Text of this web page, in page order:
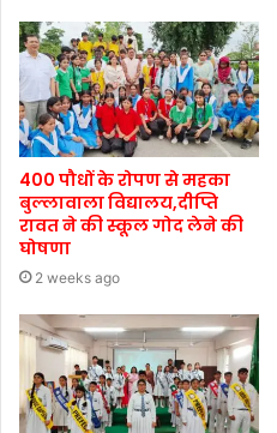
400 पौधों के रोपण से महका
बुल्लावाला विद्यालय,दीप्ति
रावत ने की स्कूल गोद लेने की
घोषणा
2 weeks ago